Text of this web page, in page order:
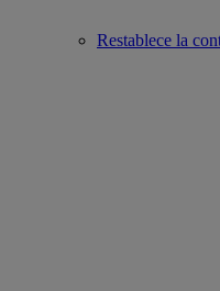
Restablece la